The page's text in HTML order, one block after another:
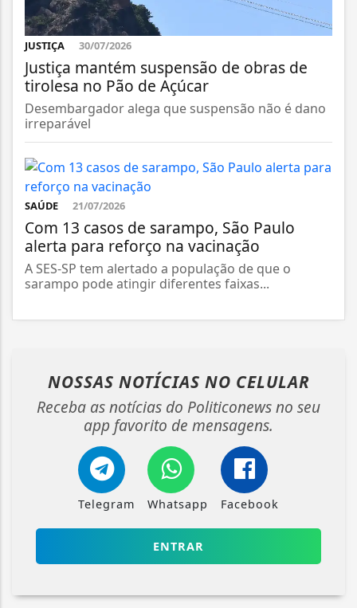
JUSTIÇA 30/07/2026
Justiça mantém suspensão de obras de
tirolesa no Pão de Açúcar
Desembargador alega que suspensão não é dano
irreparável
SAÚDE 21/07/2026
Com 13 casos de sarampo, São Paulo
alerta para reforço na vacinação
A SES-SP tem alertado a população de que o
sarampo pode atingir diferentes faixas...
NOSSAS NOTÍCIAS NO CELULAR
Receba as notícias do Politiconews no seu
app favorito de mensagens.
Telegram Whatsapp Facebook
ENTRAR